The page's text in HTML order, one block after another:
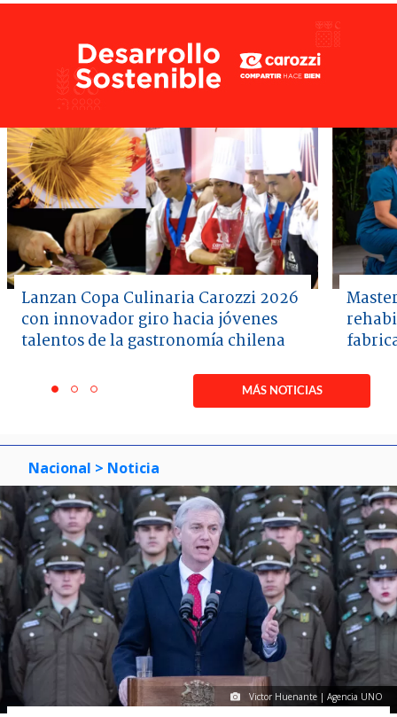
Lanzan Copa Culinaria Carozzi 2026
con innovador giro hacia jóvenes
talentos de la gastronomía chilena
itemitemitem
MÁS NOTICIAS
Nacional > Noticia
Victor Huenante | Agencia UNO